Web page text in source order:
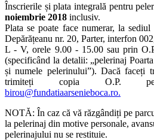
Înscrierile și plata integrală pentru
noiembrie 2018 inclusiv.
Plata se poate face numerar, la
Depărățeanu nr. 20, Parter, interfon
L - V, orele 9.00 - 15.00 sau prin
(specificând la detalii: „pelerinaj
și numele pelerinului”). Dacă faceți
trimiteți copia O.P.
birou@fundatiaarsenieboca.ro.
NOTĂ: În caz că vă răzgândiți pe
la pelerinaj din motive personale,
pelerinajului nu se restituie.